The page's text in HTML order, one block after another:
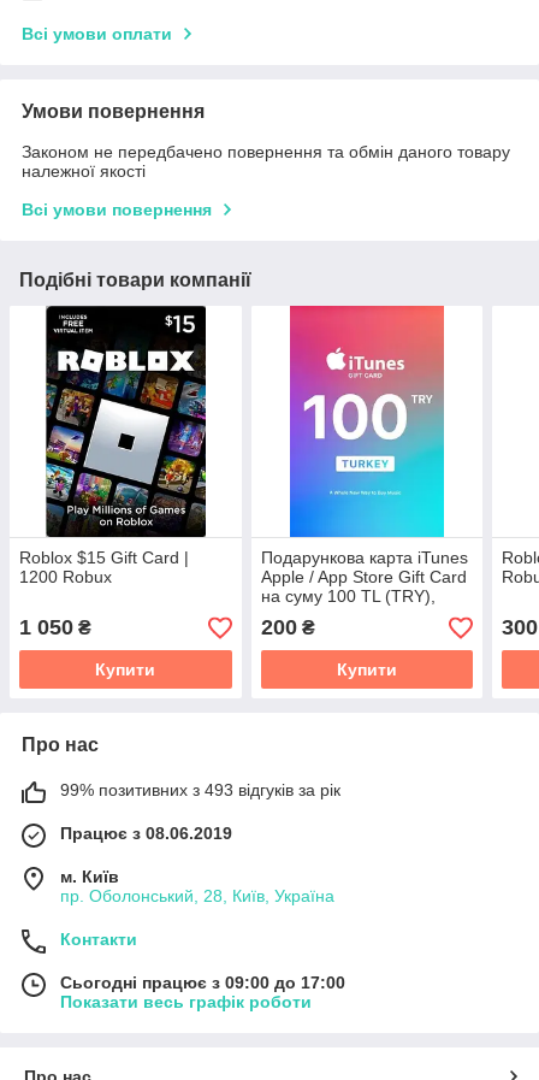
Всі умови оплати
Умови повернення
Законом не передбачено повернення та обмін даного товару
належної якості
Всі умови повернення
Подібні товари компанії
Roblox $15 Gift Card |
1200 Robux
1 050 ₴
Купити
Подарункова карта iTunes
Apple / App Store Gift Card
на суму 100 TL (TRY),
(Регіон Туреччина)
200₴
Купити
300
Про нас
99% позитивних з 493 відгуків за рік
Працює з 08.06.2019
м. Київ
пр. Оболонський, 28, Київ, Україна
Контакти
Сьогодні працює з 09:00 до 17:00
Показати весь графік роботи